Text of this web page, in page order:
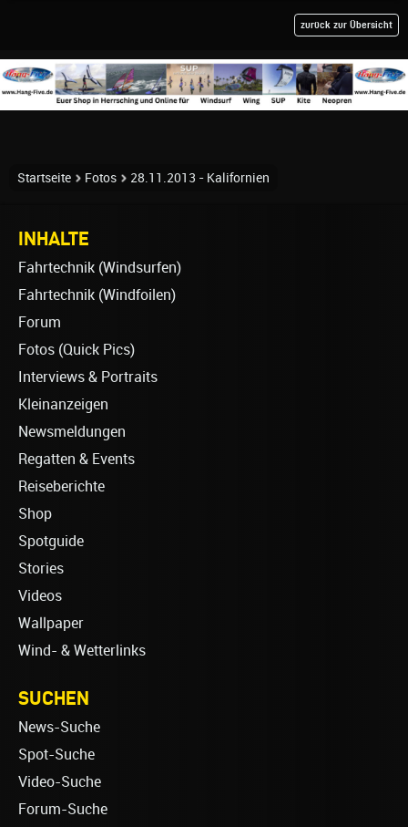
zurück zur Übersicht
Startseite Fotos 28.11.2013 - Kalifornien
INHALTE
Fahrtechnik (Windsurfen)
Fahrtechnik (Windfoilen)
Forum
Fotos (Quick Pics)
Interviews & Portraits
Kleinanzeigen
Newsmeldungen
Regatten & Events
Reiseberichte
Shop
Spotguide
Stories
Videos
Wallpaper
Wind- & Wetterlinks
SUCHEN
News-Suche
Spot-Suche
Video-Suche
Forum-Suche